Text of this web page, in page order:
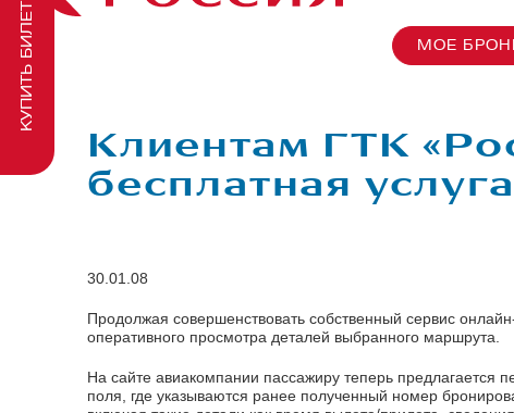
МОЕ
Заказ
На борту
Клиентам ГТК
бесплатная
30.01.08
Продолжая совершенствовать собственный сервис
оперативного просмотра деталей выбранного маршрута.
На сайте авиакомпании пассажиру теперь предлагается
поля, где указываются ранее полученный номер
КУПИТЬ БИЛЕТ